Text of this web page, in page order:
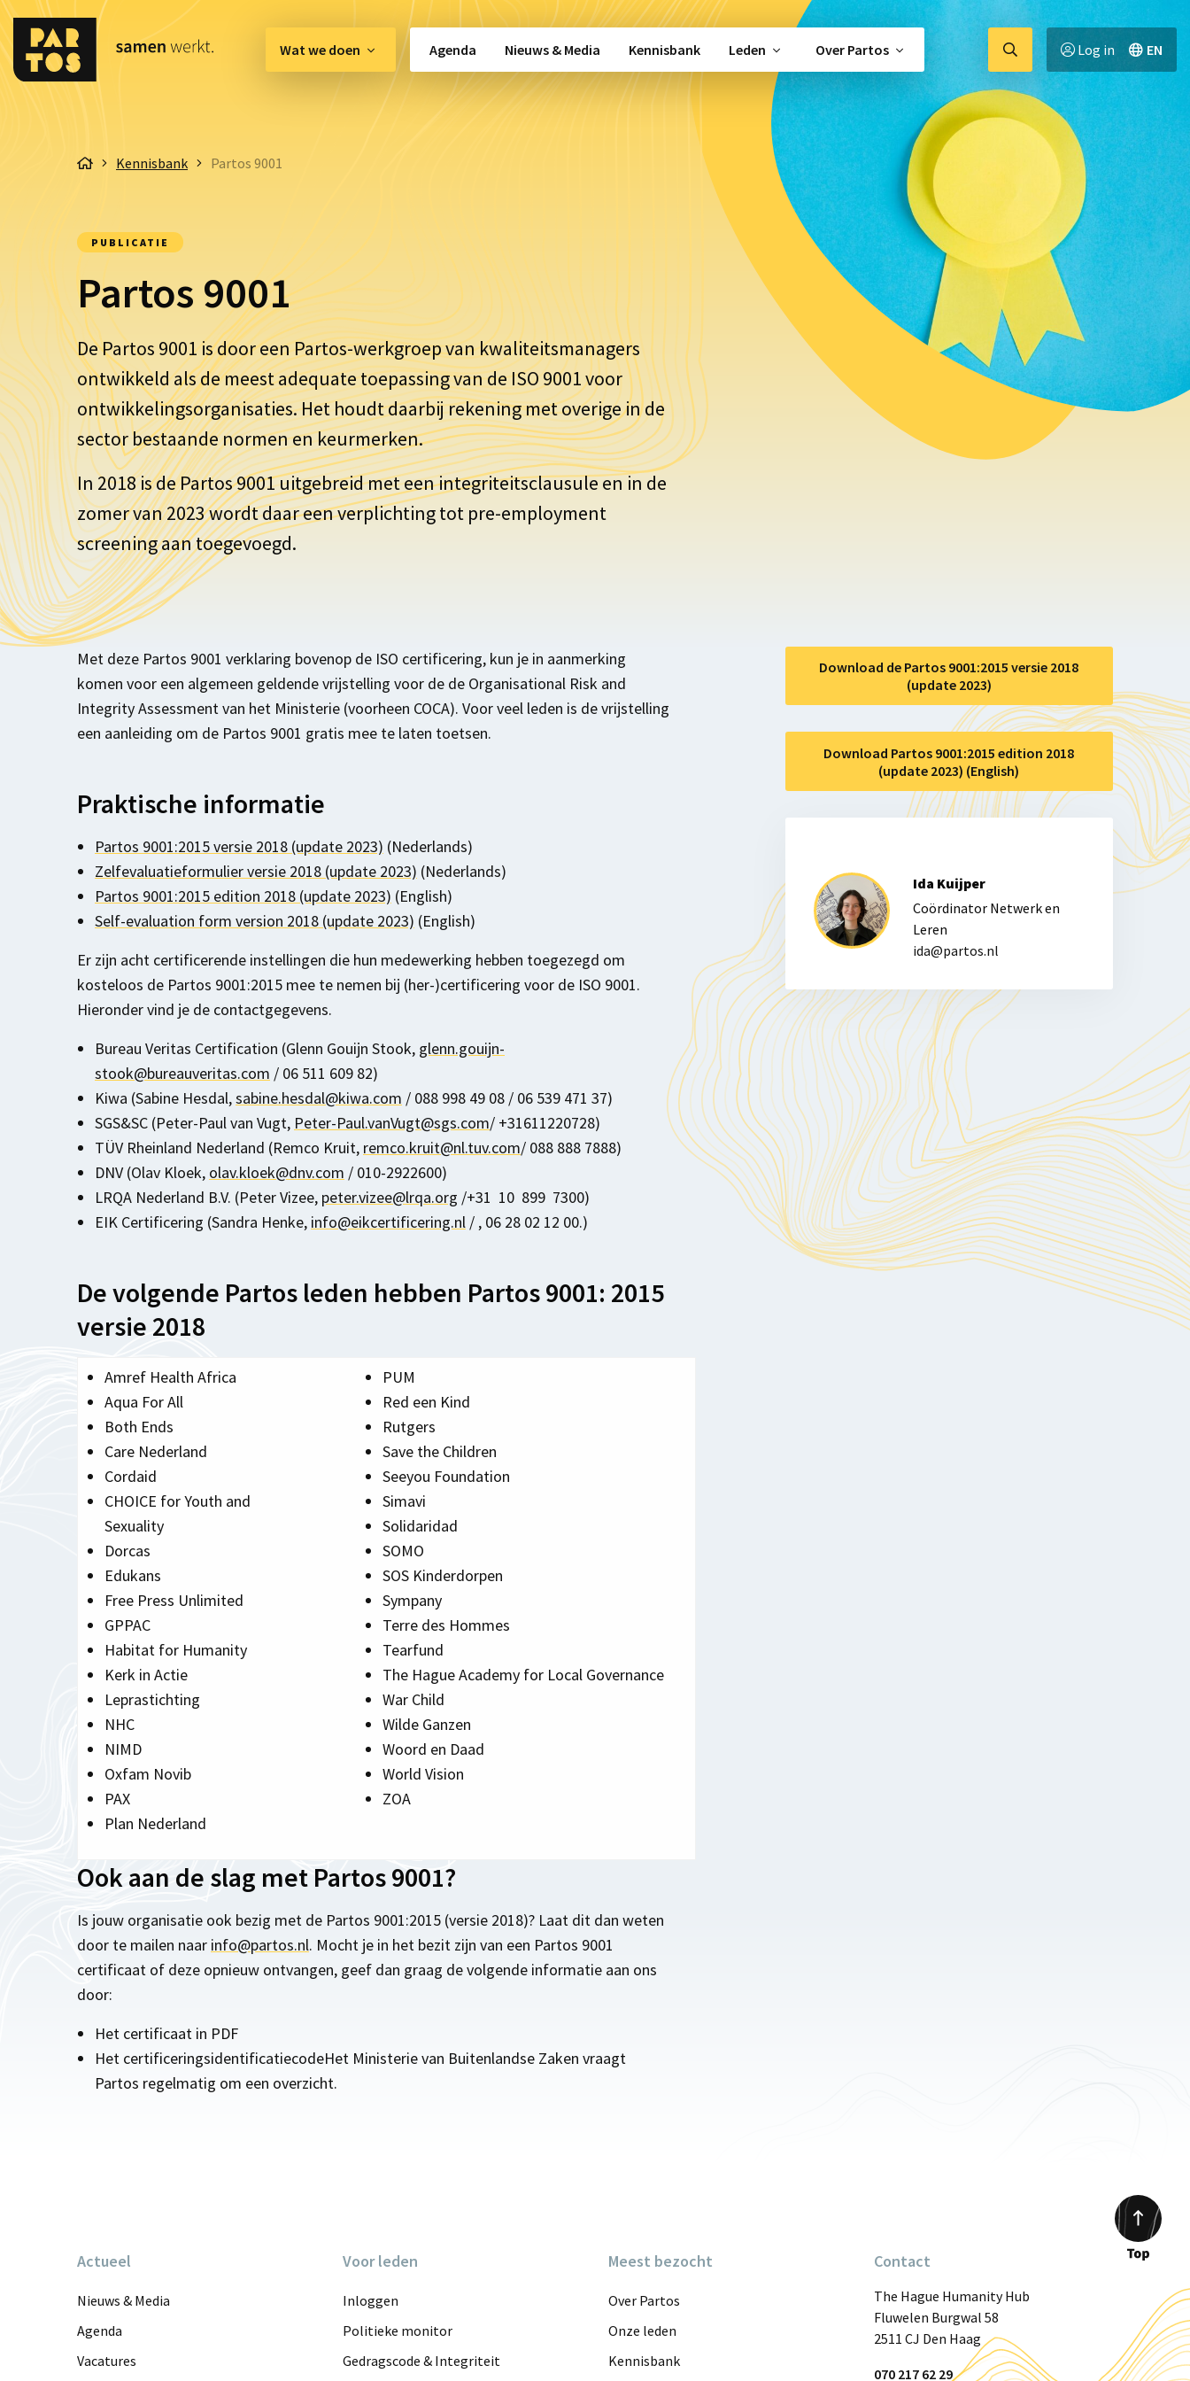
Wat we doen Agenda Nieuws & Media Kennisbank Leden Over Partos
Belangenbehartiging & Beleidsbeïnvloeding Vacatures
Politieke monitor
Nieuwsbrief
Kennisbank
naar
zoekpagina
Log in EN
Kennisbank Partos 9001
PUBLICATIE
Partos 9001
DePartos 9001 is door eenPartos-werkgroep van kwaliteitsmanagers
ontwikkeld als de meest adequate toepassing van de ISO 9001 voor
ontwikkelingsorganisaties. Het houdt daarbij rekening met overige in de
sector bestaande normen en keurmerken.
In 2018 is de Partos 9001 uitgebreid met een integriteitsclausule en in de
zomer van 2023 wordt daar een verplichting tot pre-employment
screening aan toegevoegd.
Met deze Partos 9001 verklaring bovenop de ISO certificering, kun je in aanmerking
komen voor een algemeen geldende vrijstelling voor de de Organisational Risk and
Integrity Assessment van het Ministerie (voorheen COCA). Voor veel leden is de vrijstelling
een aanleiding om de Partos 9001 gratis mee te laten toetsen.
Praktische informatie
Partos 9001:2015 versie 2018 (update 2023) (Nederlands)
Zelfevaluatieformulier versie 2018 (update 2023) (Nederlands)
Partos 9001:2015 edition 2018 (update 2023) (English)
Self-evaluation form version 2018 (update 2023) (English)
Er zijn acht certificerende instellingen die hun medewerking hebben toegezegd om
kosteloos de Partos 9001:2015 mee te nemen bij (her-)certificering voor de ISO 9001.
Hieronder vind je de contactgegevens.
Bureau Veritas Certification (Glenn Gouijn Stook, glenn.gouijn-
stook@bureauveritas.com / 06 511 609 82)
Kiwa (Sabine Hesdal,sabine.hesdal@kiwa.com / 088 998 49 08 / 06 539 471 37)
SGS&SC (Peter-Paul van Vugt, Peter-Paul.vanVugt@sgs.com/ +31611220728)
TÜV Rheinland Nederland (Remco Kruit, remco.kruit@nl.tuv.com/ 088 888 7888)
DNV (Olav Kloek, olav.kloek@dnv.com / 010-2922600)
LRQA Nederland B.V. (Peter Vizee, peter.vizee@lrqa.org /+31 10 899 7300)
EIK Certificering (Sandra Henke, info@eikcertificering.nl / , 06 28 02 12 00.)
De volgende Partos leden hebben Partos 9001: 2015
versie 2018
Amref Health Africa
Aqua For All
Both Ends
Care Nederland
Cordaid
CHOICE for Youth and
Sexuality
Dorcas
Edukans
Free Press Unlimited
GPPAC
Habitat for Humanity
Kerk in Actie
Leprastichting
NHC
NIMD
Oxfam Novib
PAX
Plan Nederland
PUM
Red een Kind
Rutgers
Save the Children
Seeyou Foundation
Simavi
Solidaridad
SOMO
SOS Kinderdorpen
Sympany
Terre des Hommes
Tearfund
The Hague Academy for Local Governance
War Child
Wilde Ganzen
Woord en Daad
World Vision
ZOA
Ook aan de slag met Partos 9001?
Is jouw organisatie ook bezig met de Partos 9001:2015 (versie 2018)? Laat dit dan weten
door te mailen naar info@partos.nl. Mocht je in het bezit zijn van een Partos 9001
certificaat of deze opnieuw ontvangen, geef dan graag de volgende informatie aan ons
door:
Het certificaat in PDF
Het certificeringsidentificatiecodeHet Ministerie van Buitenlandse Zaken vraagt
Partos regelmatig om een overzicht.
Download de Partos 9001:2015 versie 2018
(update 2023)
Download Partos 9001:2015 edition 2018
(update 2023) (English)
Ida Kuijper
Coördinator Netwerk en
Leren
ida@partos.nl
Actueel
Nieuws & Media
Agenda
Vacatures
Voor leden
Inloggen
Politieke monitor
Gedragscode & Integriteit
Meest bezocht
Over Partos
Onze leden
Kennisbank
Contact
The Hague Humanity Hub
Fluwelen Burgwal 58
2511 CJ Den Haag
070 217 62 29